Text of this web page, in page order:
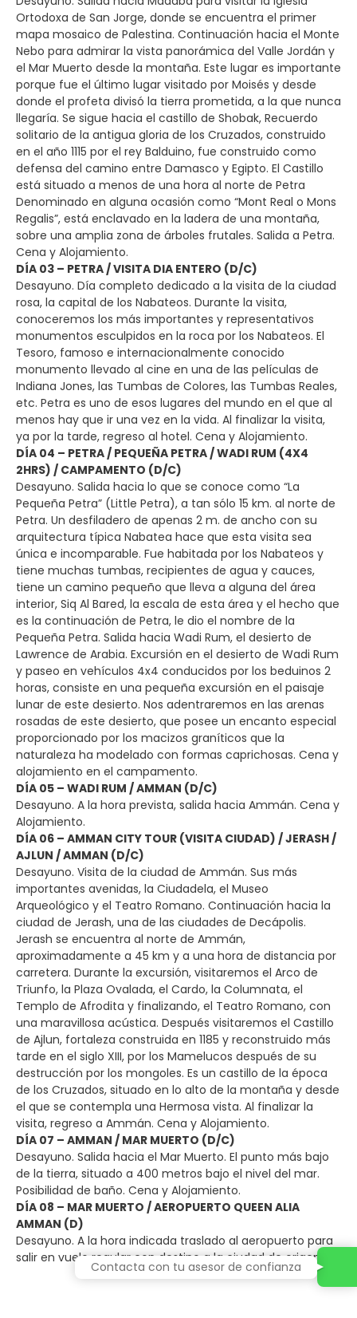
Ortodoxa de San Jorge, donde se encuentra el primer
mapa mosaico de Palestina. Continuación hacia el Monte
Nebo para admirar la vista panorámica del Valle Jordán y
el Mar Muerto desde la montaña. Este lugar es importante
porque fue el último lugar visitado por Moisés y desde
donde el profeta divisó la tierra prometida, a la que nunca
llegaría. Se sigue hacia el castillo de Shobak, Recuerdo
solitario de la antigua gloria de los Cruzados, construido
en el año 1115 por el rey Balduino, fue construido como
defensa del camino entre Damasco y Egipto. El Castillo
está situado a menos de una hora al norte de Petra
Denominado en alguna ocasión como “Mont Real o Mons
Regalis”, está enclavado en la ladera de una montaña,
sobre una amplia zona de árboles frutales. Salida a Petra.
Cena y Alojamiento.
DÍA 03 – PETRA / VISITA DIA ENTERO (D/C)
Desayuno. Día completo dedicado a la visita de la ciudad
rosa, la capital de los Nabateos. Durante la visita,
conoceremos los más importantes y representativos
monumentos esculpidos en la roca por los Nabateos. El
Tesoro, famoso e internacionalmente conocido
monumento llevado al cine en una de las películas de
Indiana Jones, las Tumbas de Colores, las Tumbas Reales,
etc. Petra es uno de esos lugares del mundo en el que al
menos hay que ir una vez en la vida. Al finalizar la visita,
ya por la tarde, regreso al hotel. Cena y Alojamiento.
DÍA 04 – PETRA / PEQUEÑA PETRA / WADI RUM (4X4
2HRS) / CAMPAMENTO (D/C)
Desayuno. Salida hacia lo que se conoce como “La
Pequeña Petra” (Little Petra), a tan sólo 15 km. al norte de
Petra. Un desfiladero de apenas 2 m. de ancho con su
arquitectura típica Nabatea hace que esta visita sea
única e incomparable. Fue habitada por los Nabateos y
tiene muchas tumbas, recipientes de agua y cauces,
tiene un camino pequeño que lleva a alguna del área
interior, Siq Al Bared, la escala de esta área y el hecho que
es la continuación de Petra, le dio el nombre de la
Pequeña Petra. Salida hacia Wadi Rum, el desierto de
Lawrence de Arabia. Excursión en el desierto de Wadi Rum
y paseo en vehículos 4x4 conducidos por los beduinos 2
horas, consiste en una pequeña excursión en el paisaje
lunar de este desierto. Nos adentraremos en las arenas
rosadas de este desierto, que posee un encanto especial
proporcionado por los macizos graníticos que la
naturaleza ha modelado con formas caprichosas. Cena y
alojamiento en el campamento.
DÍA 05 – WADI RUM / AMMAN (D/C)
Desayuno. A la hora prevista, salida hacia Ammán. Cena y
Alojamiento.
DÍA 06 – AMMAN CITY TOUR (VISITA CIUDAD) / JERASH /
AJLUN / AMMAN (D/C)
Desayuno. Visita de la ciudad de Ammán. Sus más
importantes avenidas, la Ciudadela, el Museo
Arqueológico y el Teatro Romano. Continuación hacia la
ciudad de Jerash, una de las ciudades de Decápolis.
Jerash se encuentra al norte de Ammán,
aproximadamente a 45 km y a una hora de distancia por
carretera. Durante la excursión, visitaremos el Arco de
Triunfo, la Plaza Ovalada, el Cardo, la Columnata, el
Templo de Afrodita y finalizando, el Teatro Romano, con
una maravillosa acústica. Después visitaremos el Castillo
de Ajlun, fortaleza construida en 1185 y reconstruido más
tarde en el siglo XIII, por los Mamelucos después de su
destrucción por los mongoles. Es un castillo de la época
de los Cruzados, situado en lo alto de la montaña y desde
el que se contempla una Hermosa vista. Al finalizar la
visita, regreso a Ammán. Cena y Alojamiento.
DÍA 07 – AMMAN / MAR MUERTO (D/C)
Desayuno. Salida hacia el Mar Muerto. El punto más bajo
de la tierra, situado a 400 metros bajo el nivel del mar.
Posibilidad de baño. Cena y Alojamiento.
DÍA 08 – MAR MUERTO / AEROPUERTO QUEEN ALIA
AMMAN (D)
Desayuno. A la hora indicada traslado al aeropuerto para
salir en vuelo regular con destino a la ciudad de origen.
Contacta con tu asesor de confianza